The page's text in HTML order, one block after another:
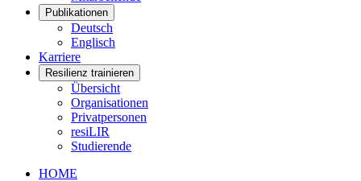
Publikationen
Deutsch
Englisch
Karriere
Resilienz trainieren
Übersicht
Organisationen
Privatpersonen
resiLIR
Studierende
HOME